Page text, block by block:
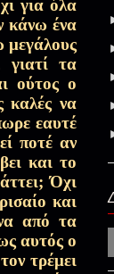
ψυχής μου
Εκπομπών,
για όλα
κάνω ένα
μεγάλους
γιατί τα
ούτος ο
καλές να
εαυτέ
ποτέ αν
και το
Όχι
και
από τα
αυτός ο
τρέμει